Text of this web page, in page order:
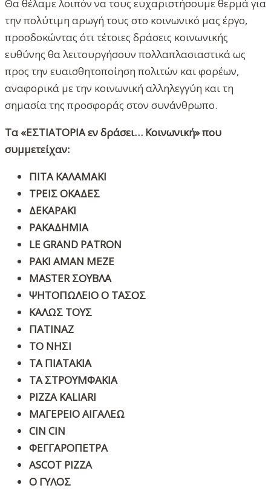
Θα θέλαμε λοιπόν να τους ευχαριστήσουμε θερμά για
την πολύτιμη αρωγή τους στο κοινωνικό μας έργο,
προσδοκώντας ότι τέτοιες δράσεις κοινωνικής
ευθύνης θα λειτουργήσουν πολλαπλασιαστικά ως
προς την ευαισθητοποίηση πολιτών και φορέων,
αναφορικά με την κοινωνική αλληλεγγύη και τη
σημασία της προσφοράς στον συνάνθρωπο.
Τα «ΕΣΤΙΑΤΟΡΙΑ εν δράσει… Κοινωνική» που
συμμετείχαν:
ΠΙΤΑ ΚΑΛΑΜΑΚΙ
ΤΡΕΙΣ ΟΚΑΔΕΣ
ΔΕΚΑΡΑΚΙ
ΡΑΚΑΔΗΜΙΑ
LE GRAND PATRON
ΡΑΚΙ ΑΜΑΝ ΜΕΖΕ
MASTERΣΟΥΒΛΑ
ΨΗΤΟΠΩΛΕΙΟ Ο ΤΑΣΟΣ
ΚΑΛΩΣ ΤΟΥΣ
ΠΑΤΙΝΑΖ
ΤΟ ΝΗΣΙ
ΤΑ ΠΙΑΤΑΚΙΑ
ΤΑ ΣΤΡΟΥΜΦΑΚΙΑ
PIZZA KALIARI
ΜΑΓΕΡΕΙΟ ΑΙΓΑΛΕΩ
CIN CIN
ΦΕΓΓΑΡΟΠΕΤΡΑ
ASCOT PIZZA
O ΓΥΛΟΣ